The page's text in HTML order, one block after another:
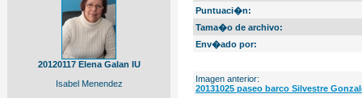
20120117 Elena Galan IU
Isabel Menendez
Puntuaci�n:
Tama�o de archivo:
Env�ado por:
Imagen anterior:
20131025 paseo barco Silvestre